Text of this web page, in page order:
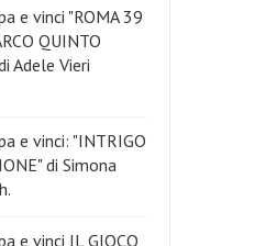
e vinci "ROMA 39
QUINTO
Adele Vieri
e vinci: "INTRIGO
di Simona
e vinci IL GIOCO